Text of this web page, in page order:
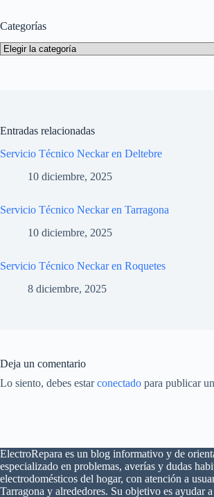
Categorías
Categorías
Entradas relacionadas
Servicio Técnico Neckar en Deltebre
10 diciembre, 2025
Servicio Técnico Neckar en Tarragona
10 diciembre, 2025
Servicio Técnico Neckar en Roquetes
8 diciembre, 2025
Deja un comentario
Lo siento, debes estarconectado para publicar
ElectroRepara es un blog informativo y de
especializado en problemas, averías y dudas
electrodomésticos del hogar, con atención a
Tarragona y alrededores. Su objetivo es ayudar
🔧¿Problemas con